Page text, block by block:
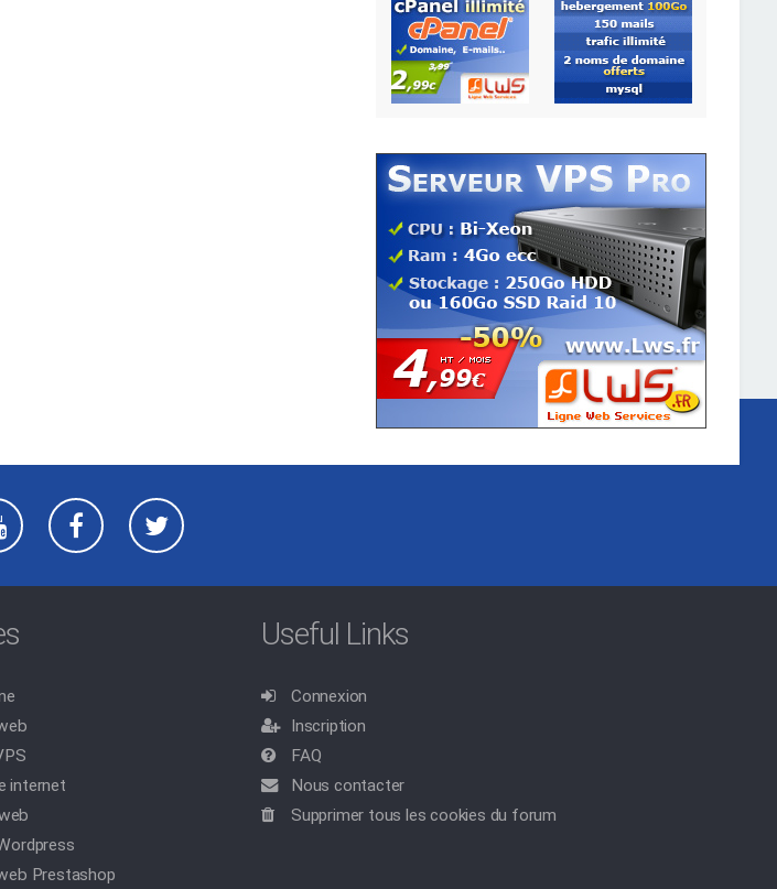
internet
Prestashop
Useful Links
Connexion
Inscription
FAQ
Nous contacter
Supprimer tous les cookies du forum